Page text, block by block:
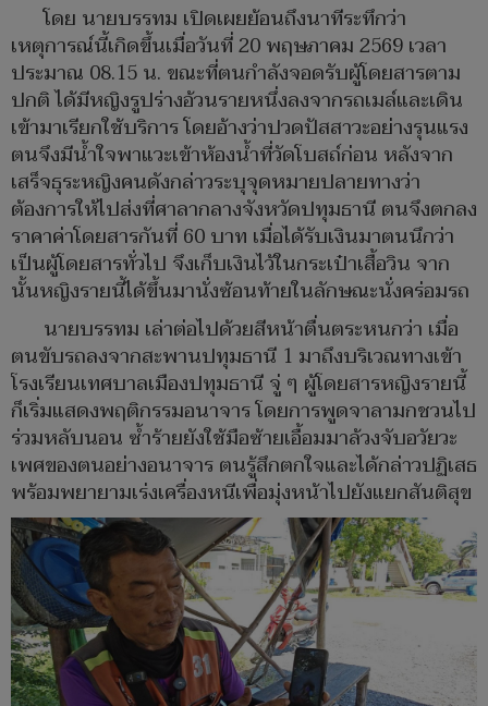
โดย นายบรรทม เปิดเผยย้อนถึงนาทีระทึกว่า
เหตุการณ์นี้เกิดขึ้นเมื่อวันที่ 20 พฤษภาคม 2569 เวลา
ประมาณ 08.15 น. ขณะที่ตนกำลังจอดรับผู้โดยสารตาม
ปกติ ได้มีหญิงรูปร่างอ้วนรายหนึ่งลงจากรถเมล์และเดิน
เข้ามาเรียกใช้บริการ โดยอ้างว่าปวดปัสสาวะอย่างรุนแรง
ตนจึงมีน้ำใจพาแวะเข้าห้องน้ำที่วัดโบสถ์ก่อน หลังจาก
เสร็จธุระหญิงคนดังกล่าวระบุจุดหมายปลายทางว่า
ต้องการให้ไปส่งที่ศาลากลางจังหวัดปทุมธานี ตนจึงตกลง
ราคาค่าโดยสารกันที่ 60 บาท เมื่อได้รับเงินมาตนนึกว่า
เป็นผู้โดยสารทั่วไป จึงเก็บเงินไว้ในกระเป๋าเสื้อวิน จาก
นั้นหญิงรายนี้ได้ขึ้นมานั่งซ้อนท้ายในลักษณะนั่งคร่อมรถ
นายบรรทม เล่าต่อไปด้วยสีหน้าตื่นตระหนกว่า เมื่อ
ตนขับรถลงจากสะพานปทุมธานี 1 มาถึงบริเวณทางเข้า
โรงเรียนเทศบาลเมืองปทุมธานี จู่ ๆ ผู้โดยสารหญิงรายนี้
ก็เริ่มแสดงพฤติกรรมอนาจาร โดยการพูดจาลามกชวนไป
ร่วมหลับนอน ซ้ำร้ายยังใช้มือซ้ายเอื้อมมาล้วงจับอวัยวะ
เพศของตนอย่างอนาจาร ตนรู้สึกตกใจและได้กล่าวปฏิเสธ
พร้อมพยายามเร่งเครื่องหนีเพื่อมุ่งหน้าไปยังแยกสันติสุข